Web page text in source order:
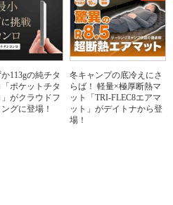
113gの純チタ
ポケットチタ
がクラウドフ
グに登場！
冬キャンプの底冷えにさ
らば！ 軽量×極厚断熱マ
ット「TRI-FLEC8エアマ
ット」がデイトナから登
場！